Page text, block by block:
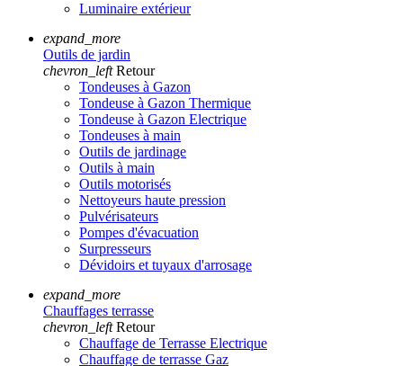
Luminaire extérieur
expand_more
Outils de jardin
chevron_left Retour
Tondeuses à Gazon
Tondeuse à Gazon Thermique
Tondeuse à Gazon Electrique
Tondeuses à main
Outils de jardinage
Outils à main
Outils motorisés
Nettoyeurs haute pression
Pulvérisateurs
Pompes d'évacuation
Surpresseurs
Dévidoirs et tuyaux d'arrosage
expand_more
Chauffages terrasse
chevron_left Retour
Chauffage de Terrasse Electrique
Chauffage de terrasse Gaz